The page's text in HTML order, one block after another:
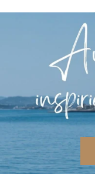
Kiel-CittiPark
Leipzig
Lindau
Münster